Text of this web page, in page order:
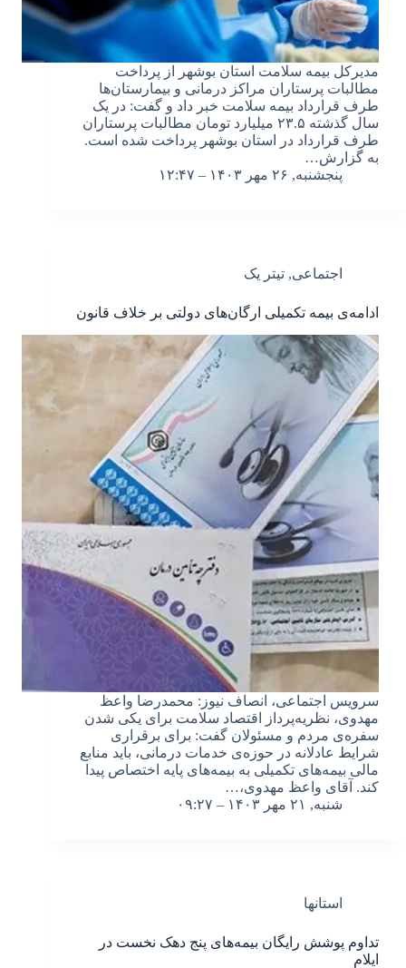
مدیرکل بیمه سلامت استان بوشهر از پرداخت
مطالبات پرستاران مراکز درمانی و بیمارستان‌ها
طرف قرارداد بیمه سلامت خبر داد و گفت: در یک
سال گذشته ۲۳.۵ میلیارد تومان مطالبات پرستاران
طرف قرارداد در استان بوشهر پرداخت شده است.
به گزارش…
پنجشنبه, ۲۶ مهر ۱۴۰۳ – ۱۲:۴۷
اجتماعی, تیتر یک
ادامه‌ی بیمه تکمیلی ارگان‌های دولتی بر خلاف قانون
سرویس اجتماعی، انصاف نیوز: محمدرضا واعظ
مهدوی، نظریه‌پرداز اقتصاد سلامت برای یکی شدن
سفره‌ی مردم و مسئولان گفت: برای برقراری
شرایط عادلانه در حوزه‌ی خدمات درمانی، باید منابع
مالی بیمه‌های تکمیلی به بیمه‌های پایه اختصاص پیدا
کند. آقای واعظ مهدوی،…
شنبه, ۲۱ مهر ۱۴۰۳ – ۰۹:۲۷
استانها
تداوم پوشش رایگان بیمه‌های پنج دهک نخست در
ایلام